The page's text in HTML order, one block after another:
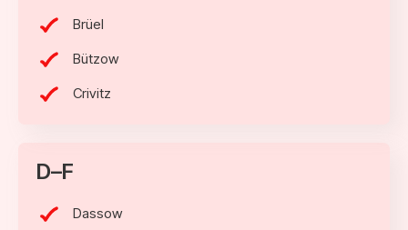
Brüel
Bützow
Crivitz
D–F
Dassow